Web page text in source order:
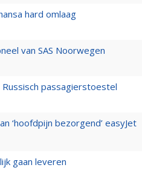
hard omlaag
van SAS Noorwegen
passagierstoestel
‘hoofdpijn bezorgend’ easyJet
gaan leveren